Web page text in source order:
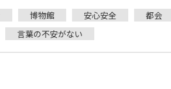
博物館 安心安全
都会
言葉の不安がない